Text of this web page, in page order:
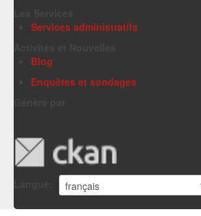
Services administratifs
Blog
Enquêtes et sondages